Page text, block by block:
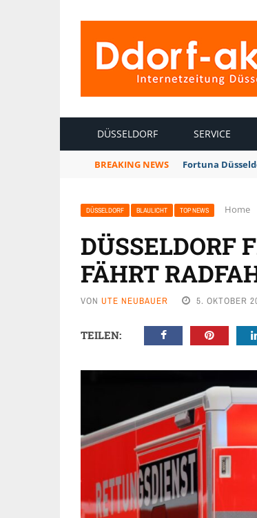
DÜSSELDORF SERVICE
BREAKING NEWS Fortuna
DÜSSELDORF BLAULICHT TOP NEWS Home
DÜSSELDORF
FÄHRT
VON UTE NEUBAUER 5. OKTOBER
TEILEN: